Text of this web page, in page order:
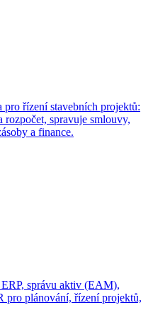
řízení stavebních projektů:
rozpočet, spravuje smlouvy,
a finance.
správu aktiv (EAM),
pro plánování, řízení projektů,